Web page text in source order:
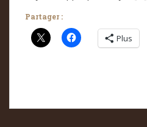
Partager :
Plus